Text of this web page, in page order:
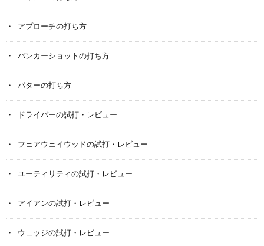
アプローチの打ち方
バンカーショットの打ち方
パターの打ち方
ドライバーの試打・レビュー
フェアウェイウッドの試打・レビュー
ユーティリティの試打・レビュー
アイアンの試打・レビュー
ウェッジの試打・レビュー